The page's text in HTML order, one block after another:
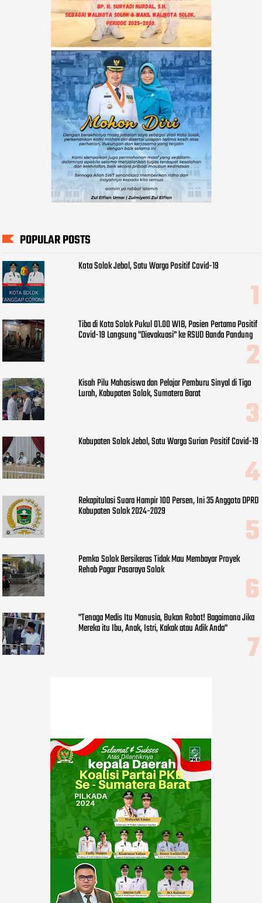
POPULAR POSTS
Kota Solok Jebol, Satu Warga Positif Covid-19
Tiba di Kota Solok Pukul 01.00 WIB, Pasien Pertama Positif
Covid-19 Langsung "Dievakuasi" ke RSUD Banda Pandung
Kisah Pilu Mahasiswa dan Pelajar Pemburu Sinyal di Tigo
Lurah, Kabupaten Solok, Sumatera Barat
Kabupaten Solok Jebol, Satu Warga Surian Positif Covid-19
Rekapitulasi Suara Hampir 100 Persen, Ini 35 Anggota DPRD
Kabupaten Solok 2024-2029
Pemko Solok Bersikeras Tidak Mau Membayar Proyek
Rehab Pagar Pasaraya Solok
"Tenaga Medis Itu Manusia, Bukan Robot! Bagaimana Jika
Mereka itu Ibu, Anak, Istri, Kakak atau Adik Anda"